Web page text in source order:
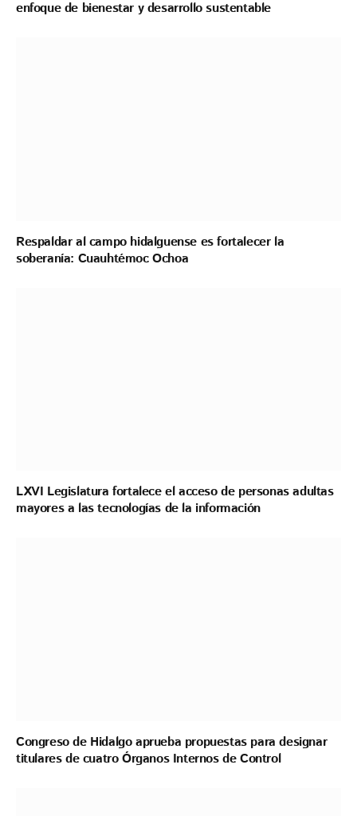
enfoque de bienestar y desarrollo sustentable
Respaldar al campo hidalguense es fortalecer la
soberanía: Cuauhtémoc Ochoa
LXVI Legislatura fortalece el acceso de personas adultas
mayores a las tecnologías de la información
Congreso de Hidalgo aprueba propuestas para designar
titulares de cuatro Órganos Internos de Control